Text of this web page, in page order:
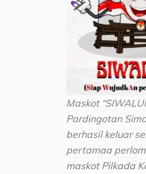
Maskot
Pardingotan
berhasil keluar
pertamaa
maskot Pilkada